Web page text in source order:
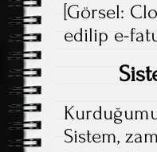
[Görsel:
edilip e-
Sistem,